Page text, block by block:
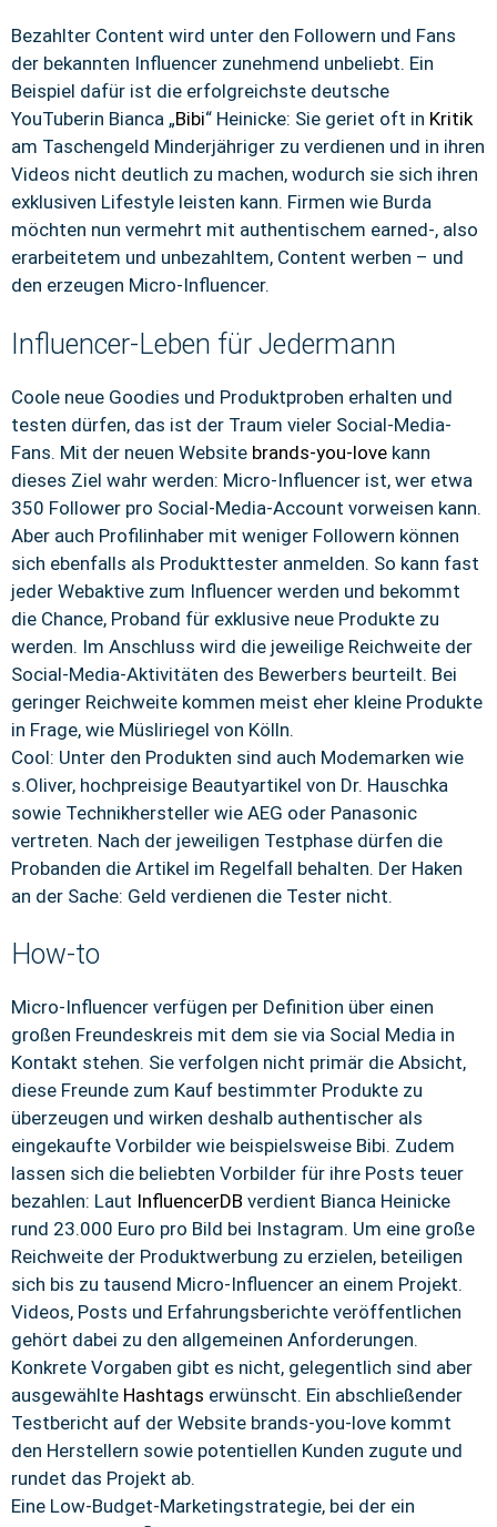
Bezahlter Content wird unter den Followern und Fans
der bekannten Influencer zunehmend unbeliebt. Ein
Beispiel dafür ist die erfolgreichste deutsche
YouTuberin Bianca „Bibi“ Heinicke: Sie geriet oft in Kritik
am Taschengeld Minderjähriger zu verdienen und in ihren
Videos nicht deutlich zu machen, wodurch sie sich ihren
exklusiven Lifestyle leisten kann. Firmen wie Burda
möchten nun vermehrt mit authentischem earned-, also
erarbeitetem und unbezahltem, Content werben – und
den erzeugen Micro-Influencer.
Influencer-Leben für Jedermann
Coole neue Goodies und Produktproben erhalten und
testen dürfen, das ist der Traum vieler Social-Media-
Fans. Mit der neuen Website brands-you-love kann
dieses Ziel wahr werden: Micro-Influencer ist, wer etwa
350 Follower pro Social-Media-Account vorweisen kann.
Aber auch Profilinhaber mit weniger Followern können
sich ebenfalls als Produkttester anmelden. So kann fast
jeder Webaktive zum Influencer werden und bekommt
die Chance, Proband für exklusive neue Produkte zu
werden. Im Anschluss wird die jeweilige Reichweite der
Social-Media-Aktivitäten des Bewerbers beurteilt. Bei
geringer Reichweite kommen meist eher kleine Produkte
in Frage, wie Müsliriegel von Kölln.
Cool: Unter den Produkten sind auch Modemarken wie
s.Oliver, hochpreisige Beautyartikel von Dr. Hauschka
sowie Technikhersteller wie AEG oder Panasonic
vertreten. Nach der jeweiligen Testphase dürfen die
Probanden die Artikel im Regelfall behalten. Der Haken
an der Sache: Geld verdienen die Tester nicht.
How-to
Micro-Influencer verfügen per Definition über einen
großen Freundeskreis mit dem sie via Social Media in
Kontakt stehen. Sie verfolgen nicht primär die Absicht,
diese Freunde zum Kauf bestimmter Produkte zu
überzeugen und wirken deshalb authentischer als
eingekaufte Vorbilder wie beispielsweise Bibi. Zudem
lassen sich die beliebten Vorbilder für ihre Posts teuer
bezahlen: Laut InfluencerDB verdient Bianca Heinicke
rund 23.000 Euro pro Bild bei Instagram. Um eine große
Reichweite der Produktwerbung zu erzielen, beteiligen
sich bis zu tausend Micro-Influencer an einem Projekt.
Videos, Posts und Erfahrungsberichte veröffentlichen
gehört dabei zu den allgemeinen Anforderungen.
Konkrete Vorgaben gibt es nicht, gelegentlich sind aber
ausgewählte Hashtags erwünscht. Ein abschließender
Testbericht auf der Website brands-you-love kommt
den Herstellern sowie potentiellen Kunden zugute und
rundet das Projekt ab.
Eine Low-Budget-Marketingstrategie, bei der ein